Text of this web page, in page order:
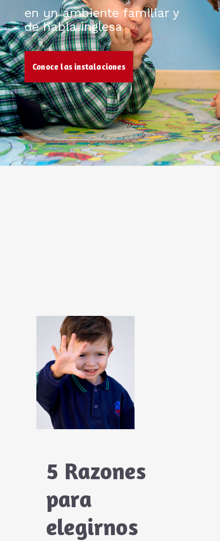
en un ambiente familiar y
de habla inglesa
Conoce las instalaciones
5 Razones
para
elegirnos